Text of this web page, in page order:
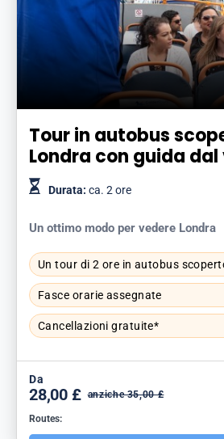
Tour in autobus
Londra con guida
Durata: ca. 2 ore
Un ottimo modo per vedere Londra
Un tour di 2 ore in autobus
Fasce orarie assegnate
Cancellazioni gratuite*
Da
28,00 £ anziche 35,00 £
Routes: